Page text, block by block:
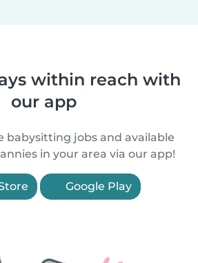
within reach with
our app
babysitting jobs and available
in your area via our app!
Google Play